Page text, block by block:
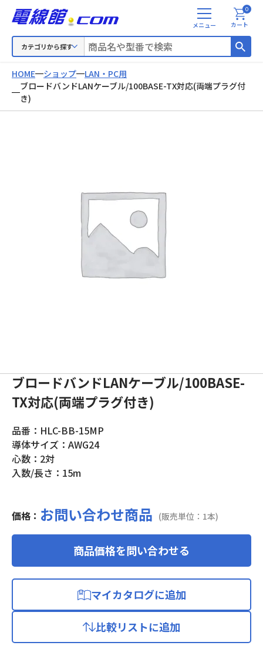
カテゴリから探す
メ
ニ
カート
0
HOME ショップ
LAN・PC用
ブロードバンドLANケーブル/100BASE-TX対応(両端プラグ付
き)
ブロードバンドLANケーブル/100BASE-
TX対応(両端プラグ付き)
品番：HLC-BB-15MP
導体サイズ：AWG24
心数：2対
入数/長さ：15m
価格： お問い合わせ商品 (販売単位：1本)
商品価格を問い合わせる
マイカタログに追加
比較リストに追加